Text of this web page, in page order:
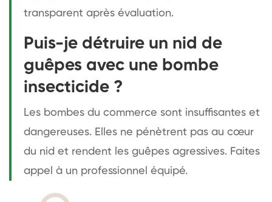
transparent après évaluation.
Puis-je détruire un nid de
guêpes avec une bombe
insecticide ?
Les bombes du commerce sont insuffisantes et
dangereuses. Elles ne pénètrent pas au cœur
du nid et rendent les guêpes agressives. Faites
appel à un professionnel équipé.